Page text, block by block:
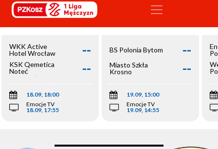
WKK Active
Hotel Wrocław
--
KSK Qemetica
Noteć
Inowrocław
--
18.09, 18:00
Emocje TV
18.09, 17:55
BS Polonia Bytom --
Miasto Szkła
Krosno
--
19.09, 15:00
Emocje TV
19.09, 14:55